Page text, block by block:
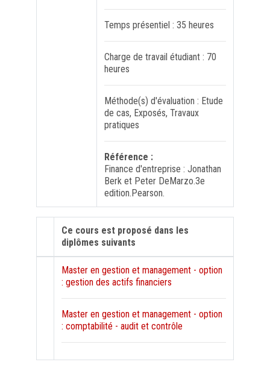
Temps présentiel : 35 heures
Charge de travail étudiant : 70
heures
Méthode(s) d'évaluation : Etude
de cas, Exposés, Travaux
pratiques
Référence :
Finance d'entreprise : Jonathan
Berk et Peter DeMarzo.3e
edition.Pearson.
Ce cours est proposé dans les
diplômes suivants
Master en gestion et management - option
: gestion des actifs financiers
Master en gestion et management - option
: comptabilité - audit et contrôle